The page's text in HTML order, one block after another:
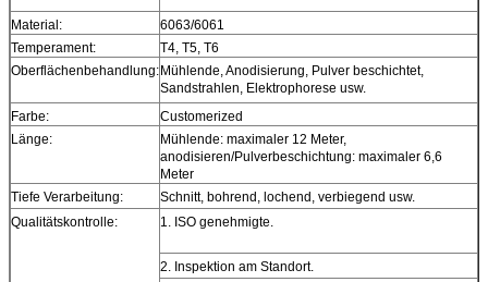
Material:
6063/6061
Temperament:
T4, T5, T6
Oberflächenbehandlung:Mühlende, Anodisierung, Pulver beschichtet,
Sandstrahlen, Elektrophorese usw.
Farbe:
Customerized
Länge:
Mühlende: maximaler 12 Meter,
anodisieren/Pulverbeschichtung: maximaler 6,6
Meter
Tiefe Verarbeitung:
Schnitt, bohrend, lochend, verbiegend usw.
Qualitätskontrolle:
1. ISO genehmigte.
2. Inspektion am Standort.